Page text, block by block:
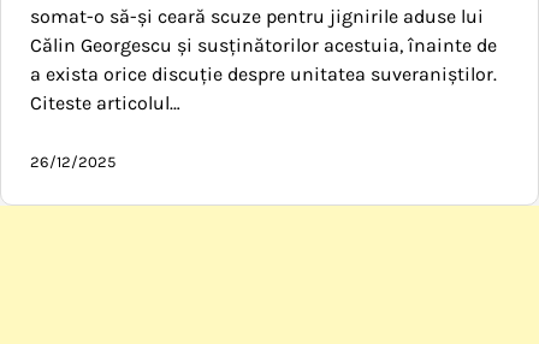
somat-o să-și ceară scuze pentru jignirile aduse lui
Călin Georgescu și susținătorilor acestuia, înainte de
a exista orice discuție despre unitatea suveraniștilor.
Citeste articolul…
26/12/2025